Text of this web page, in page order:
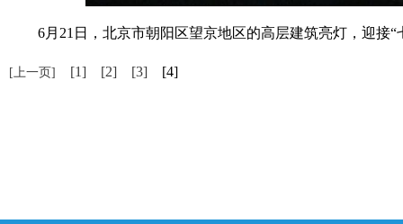
6月21日，北京市朝阳区望京地区的高层建筑亮灯，迎接“
[上一页] [1] [2] [3] [4]